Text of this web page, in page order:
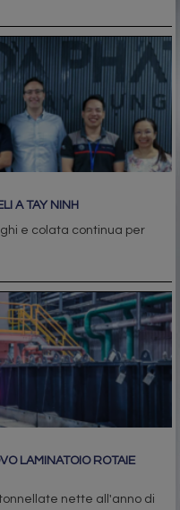
A TAY NINH
e colata continua per
LAMINATOIO ROTAIE
nette all'anno di